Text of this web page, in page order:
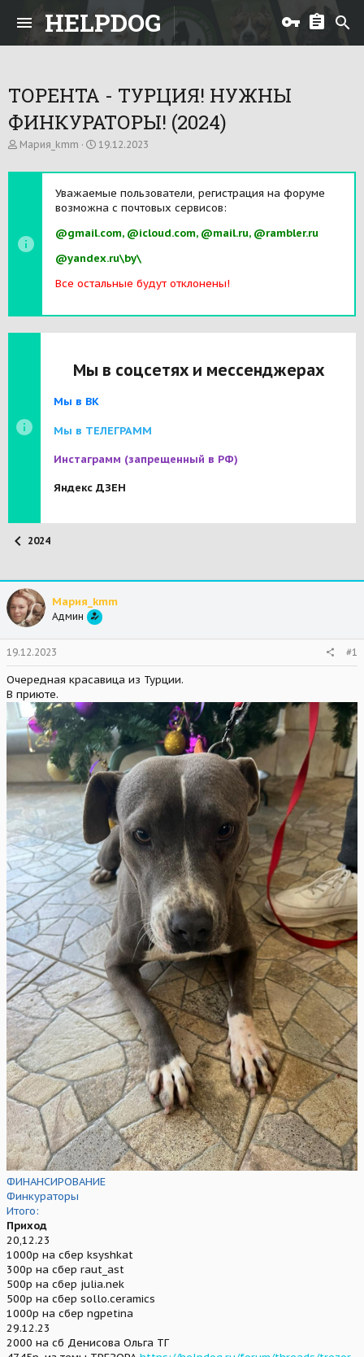
HELPDOG
ТОРЕНТА - ТУРЦИЯ! НУЖНЫ
ФИНКУРАТОРЫ! (2024)
А
т
м
ы
Мария_kmm
Д
т
н
а
а
а
19.12.2023
Уважаемые пользователи, регистрация на форуме
возможна с почтовых сервисов:
@gmail.com, @icloud.com, @mail.ru, @rambler.ru
@yandex.ru\by\
Все остальные будут отклонены!
Мы в соцсетях и мессенджерах
Мы в ВК
Мы в ТЕЛЕГРАММ
Инстаграмм (запрещенный в РФ)
Яндекс ДЗЕН
2024
Мария_kmm
Админ
19.12.2023 #1
Очередная красавица из Турции.
В приюте.
ФИНАНСИРОВАНИЕ
Финкураторы
Итого:
Приход
20,12.23
1000р на сбер ksyshkat
300р на сбер raut_ast
500р на сбер julia.nek
500р на сбер sollo.ceramics
1000р на сбер ngpetina
29.12.23
2000 на сб Денисова Ольга ТГ